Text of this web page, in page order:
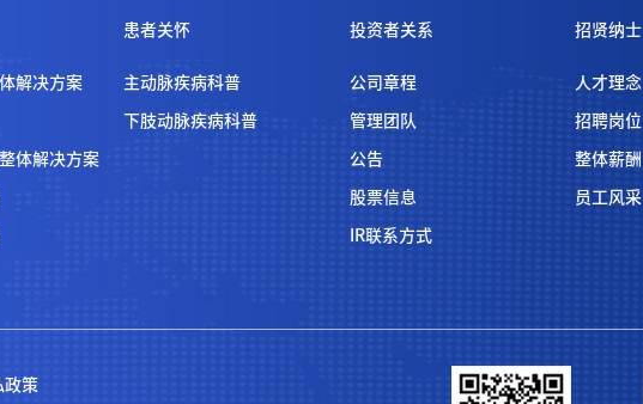
解决方案
体解决方案
患者关怀
主动脉疾病科普
下肢动脉疾病科普
投资者关系
公司章程
管理团队
公告
股票信息
IR联系方式
招贤纳士
人才理念
招聘岗位
整体薪酬
员工风采
政策